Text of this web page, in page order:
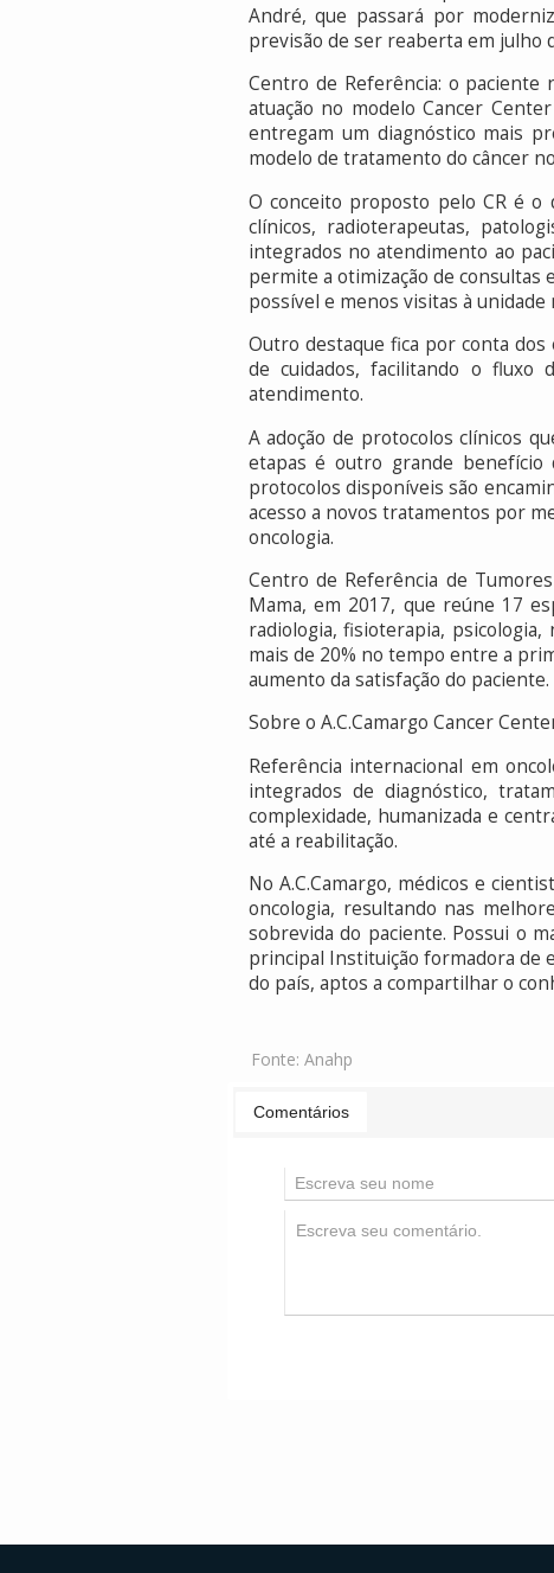
André, que passará por
previsão de ser reaberta em julho
Centro de Referência: o paciente
atuação no modelo Cancer
entregam um diagnóstico mais
modelo de tratamento do câncer
O conceito proposto pelo CR é o
clínicos, radioterapeutas,
integrados no atendimento ao
permite a otimização de
possível e menos visitas à unidade
Outro destaque fica por conta
de cuidados, facilitando o fluxo
atendimento.
A adoção de protocolos clínicos
etapas é outro grande benefício
protocolos disponíveis são
acesso a novos tratamentos por
oncologia.
Centro de Referência de
Mama, em 2017, que reúne 17
radiologia, fisioterapia,
mais de 20% no tempo entre a
aumento da satisfação do paciente.
Sobre o A.C.Camargo Cancer
Referência internacional em
integrados de diagnóstico,
complexidade, humanizada e
até a reabilitação.
No A.C.Camargo, médicos e
oncologia, resultando nas
sobrevida do paciente. Possui o
principal Instituição formadora de
do país, aptos a compartilhar o
Fonte: Anahp
Comentários